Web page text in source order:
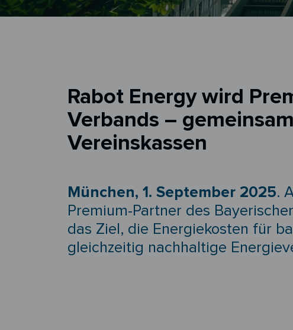
Rabot Energy wird
Verbands –
Vereinskassen
München, 1. September 2025.
Premium-Partner des
das Ziel, die Energiekosten für
gleichzeitig nachhaltige